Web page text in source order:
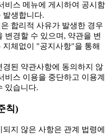
비스 메뉴에 게시하여 공시함
발생합니다.
합리적 사유가 발생한 경우
변경할 수 있으며, 약관을 변
지체없이 "공지사항"을 통해
된 약관사항에 동의하지 않
비스 이용을 중단하고 이용계
있습니다.
칙)
되지 않은 사항은 관계 법령에